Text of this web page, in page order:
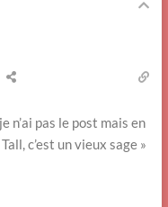
n’ai pas le post mais en
c’est un vieux sage »